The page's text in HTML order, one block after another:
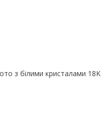
з білими кристалами 18K